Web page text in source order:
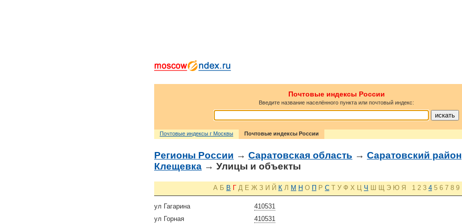
Почтовые индексы России
Введите название населённого пункта или почтовый индекс:
Почтовые индексы г Москвы Почтовые индексы России
Регионы России → Саратовская область → Саратовский район
Клещевка → Улицы и объекты
А Б В Г Д Е Ж З И Й К Л М Н О П Р С Т У Ф Х Ц Ч Ш Щ Э Ю Я 1 2 3 4 5 6 7 8 9
410531
ул Гагарина
410531
ул Горная